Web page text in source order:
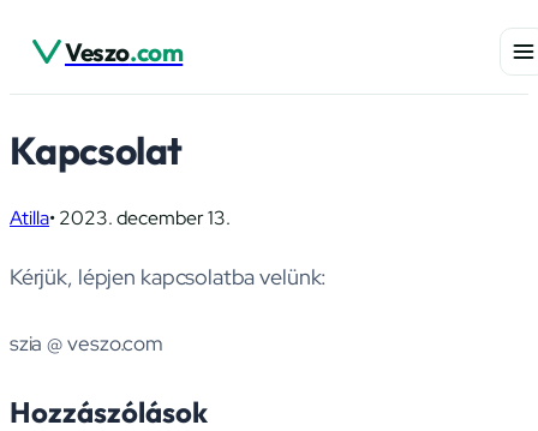
Veszo.com
Kapcsolat
Atilla•2023. december 13.
Kérjük, lépjen kapcsolatba velünk:
szia @ veszo.com
Hozzászólások